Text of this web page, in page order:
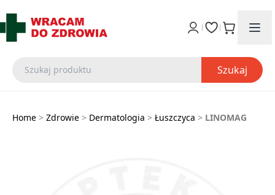
Szukaj
Home > Zdrowie > Dermatologia > Łuszczyca > LINOMAG